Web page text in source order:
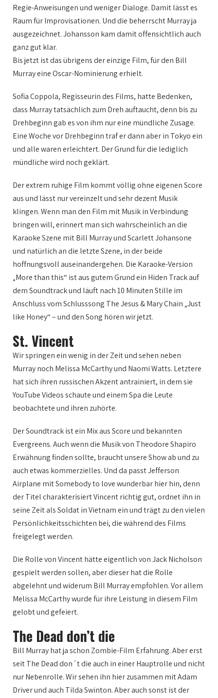
Regie-Anweisungen und weniger Dialoge. Damit lässt es
Raum für Improvisationen. Und die beherrscht Murray ja
ausgezeichnet. Johansson kam damit offensichtlich auch
ganz gut klar.
Bis jetzt ist das übrigens der einzige Film, für den Bill
Murray eine Oscar-Nominierung erhielt.
Sofia Coppola, Regisseurin des Films, hatte Bedenken,
dass Murray tatsächlich zum Dreh auftaucht, denn bis zu
Drehbeginn gab es von ihm nur eine mündliche Zusage.
Eine Woche vor Drehbeginn traf er dann aber in Tokyo ein
und alle waren erleichtert. Der Grund für die lediglich
mündliche wird noch geklärt.
Der extrem ruhige Film kommt völlig ohne eigenen Score
aus und lässt nur vereinzelt und sehr dezent Musik
klingen. Wenn man den Film mit Musik in Verbindung
bringen will, erinnert man sich wahrscheinlich an die
Karaoke Szene mit Bill Murray und Scarlett Johansone
und natürlich an die letzte Szene, in der beide
hoffnungsvoll auseinandergehen. Die Karaoke-Version
„More than this“ ist aus gutem Grund ein Hiden Track auf
dem Soundtrack und läuft nach 10 Minuten Stille im
Anschluss vom Schlusssong The Jesus & Mary Chain „Just
like Honey“ – und den Song hören wir jetzt.
St. Vincent
Wir springen ein wenig in der Zeit und sehen neben
Murray noch Melissa McCarthy und Naomi Watts. Letztere
hat sich ihren russischen Akzent antrainiert, in dem sie
YouTube Videos schaute und einem Spa die Leute
beobachtete und ihren zuhörte.
Der Soundtrack ist ein Mix aus Score und bekannten
Evergreens. Auch wenn die Musik von Theodore Shapiro
Erwähnung finden sollte, braucht unsere Show ab und zu
auch etwas kommerzielles. Und da passt Jefferson
Airplane mit Somebody to love wunderbar hier hin, denn
der Titel charakterisiert Vincent richtig gut, ordnet ihn in
seine Zeit als Soldat in Vietnam ein und trägt zu den vielen
Persönlichkeitsschichten bei, die während des Films
freigelegt werden.
Die Rolle von Vincent hätte eigentlich von Jack Nicholson
gespielt werden sollen, aber dieser hat die Rolle
abgelehnt und widerum Bill Murray empfohlen. Vor allem
Melissa McCarthy wurde für ihre Leistung in diesem Film
gelobt und gefeiert.
The Dead don’t die
Bill Murray hat ja schon Zombie-Film Erfahrung. Aber erst
seit The Dead don´t die auch in einer Hauptrolle und nicht
nur Nebenrolle. Wir sehen ihn hier zusammen mit Adam
Driver und auch Tilda Swinton. Aber auch sonst ist der